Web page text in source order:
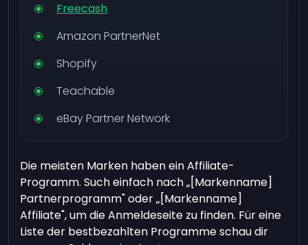
Freecash
Amazon PartnerNet
Shopify
Teachable
eBay Partner Network
Die meisten Marken haben ein Affiliate-
Programm. Such einfach nach „[Markenname]
Partnerprogramm" oder „[Markenname]
Affiliate", um die Anmeldeseite zu finden. Für eine
Liste der bestbezahlten Programme schau dir